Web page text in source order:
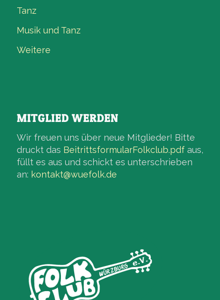
Tanz
Musik und Tanz
Weitere
MITGLIED WERDEN
Wir freuen uns über neue Mitglieder! Bitte
druckt das BeitrittsformularFolkclub.pdfaus,
füllt es aus und schickt es unterschrieben
an: kontakt@wuefolk.de